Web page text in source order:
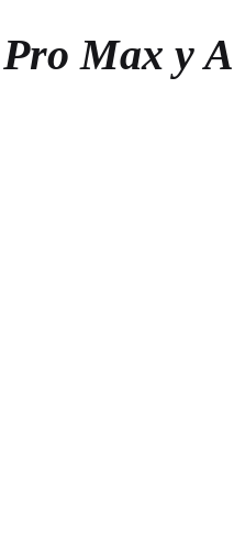
Max y